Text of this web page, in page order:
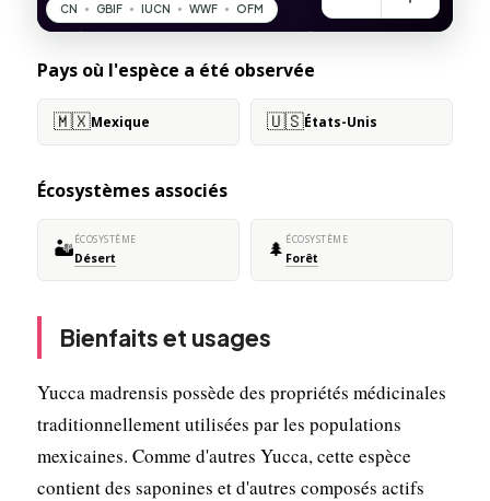
Pays où l'espèce a été observée
🇲🇽Mexique 🇺🇸États-Unis
Écosystèmes associés
🏜️ÉCOSYSTÈME
Désert 🌲 ÉCOSYSTÈME
Forêt
Bienfaits et usages
Yucca madrensis possède des propriétés médicinales
traditionnellement utilisées par les populations
mexicaines. Comme d'autres Yucca, cette espèce
contient des saponines et d'autres composés actifs